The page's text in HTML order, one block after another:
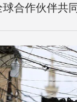
合作伙伴共